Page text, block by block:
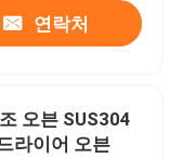
연락처
오븐 SUS304
라이어 오븐